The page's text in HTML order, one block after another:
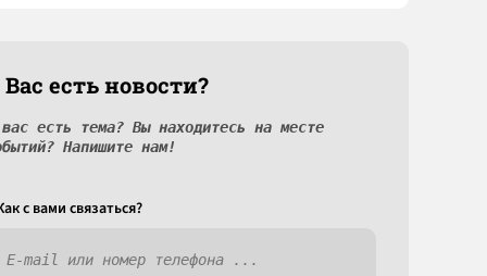
есть новости?
есть тема? Вы находитесь на месте
Напишите нам!
c вами связаться?